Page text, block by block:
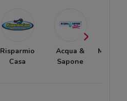
Risparmio
Casa
Acqua &
Sapone
Mac